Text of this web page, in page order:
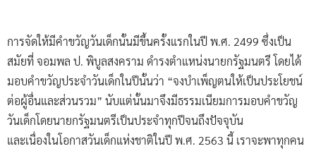
การจัดให้มีคำขวัญวันเด็กนั้นมีขึ้นครั้งแรกในปี พ.ศ. 2499 ซึ่งเป็น
สมัยที่ จอมพล ป. พิบูลสงคราม ดำรงตำแหน่งนายกรัฐมนตรี โดยได้
มอบคำขวัญประจำวันเด็กในปีนั้นว่า “จงบำเพ็ญตนให้เป็นประโยชน์
ต่อผู้อื่นและส่วนรวม” นับแต่นั้นมาจึงมีธรรมเนียมการมอบคำขวัญ
วันเด็กโดยนายกรัฐมนตรีเป็นประจำทุกปีจนถึงปัจจุบัน
และเนื่องในโอกาสวันเด็กแห่งชาติในปี พ.ศ. 2563 นี้ เราจะพาทุกคน